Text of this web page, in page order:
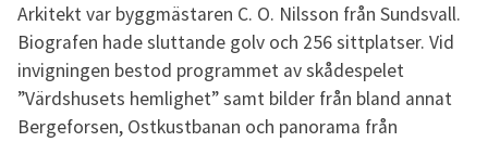
Arkitekt var byggmästaren C. O. Nilsson från Sundsvall.
Biografen hade sluttande golv och 256 sittplatser. Vid
invigningen bestod programmet av skådespelet
”Värdshusets hemlighet” samt bilder från bland annat
Bergeforsen, Ostkustbanan och panorama från